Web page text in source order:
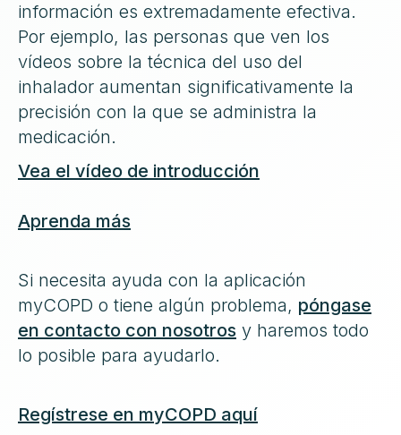
información es extremadamente efectiva.
Por ejemplo, las personas que ven los
vídeos sobre la técnica del uso del
inhalador aumentan significativamente la
precisión con la que se administra la
medicación.
Vea el vídeo de introducción
Aprenda más
Si necesita ayuda con la aplicación
myCOPD o tiene algún problema, póngase
en contacto con nosotros y haremos todo
lo posible para ayudarlo.
Regístrese en myCOPD aquí